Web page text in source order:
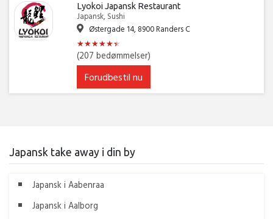
Lyokoi Japansk Restaurant
Japansk, Sushi
Østergade 14, 8900 Randers C
★★★★★★
★★★★★★
(207 bedømmelser)
Forudbestil nu
Japansk take away i din by
Japansk i Aabenraa
Japansk i Aalborg